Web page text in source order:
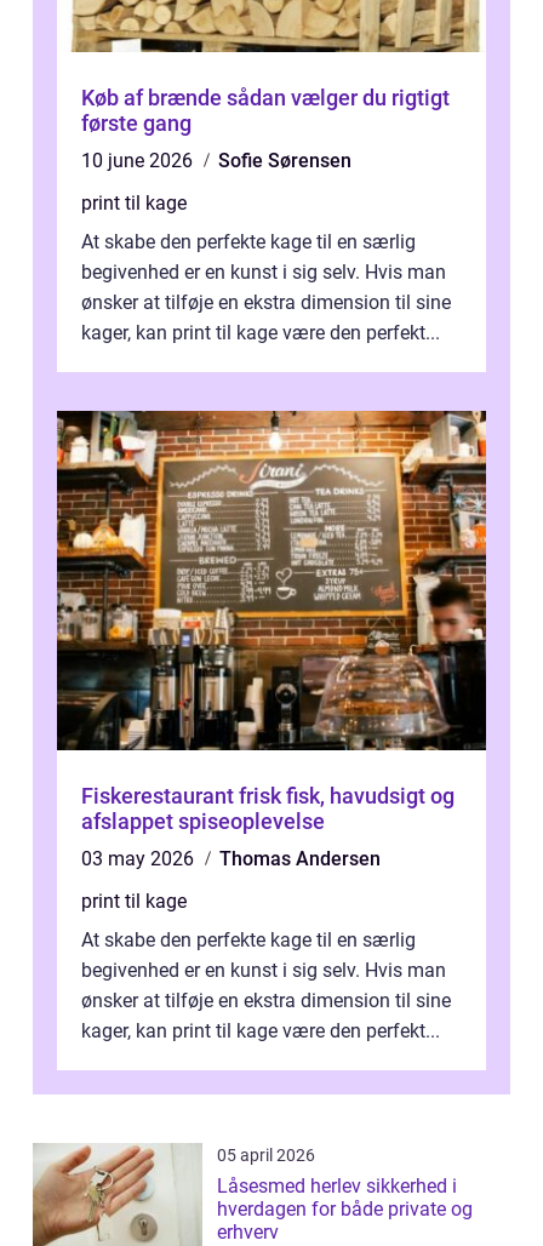
Køb af brænde sådan vælger du rigtigt
første gang
10 june 2026
Sofie Sørensen
print til kage
At skabe den perfekte kage til en særlig
begivenhed er en kunst i sig selv. Hvis man
ønsker at tilføje en ekstra dimension til sine
kager, kan print til kage være den perfekt...
Fiskerestaurant frisk fisk, havudsigt og
afslappet spiseoplevelse
03 may 2026
Thomas Andersen
print til kage
At skabe den perfekte kage til en særlig
begivenhed er en kunst i sig selv. Hvis man
ønsker at tilføje en ekstra dimension til sine
kager, kan print til kage være den perfekt...
05 april 2026
Låsesmed herlev sikkerhed i
hverdagen for både private og
erhverv